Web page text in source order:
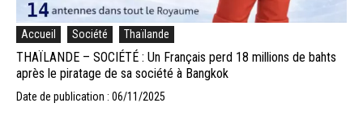
Accueil Société Thaïlande
THAÏLANDE – SOCIÉTÉ : Un Français perd 18 millions de bahts
après le piratage de sa société à Bangkok
Date de publication : 06/11/2025